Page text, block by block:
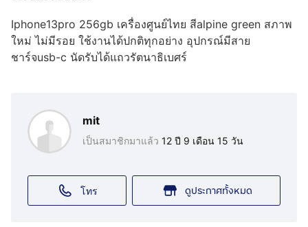
Iphone13pro 256gb เครื่องศูนย์ไทย สีalpine green สภาพ
ใหม่ ไม่มีรอย ใช้งานได้ปกติทุกอย่าง อุปกรณ์มีสาย
ชาร์จusb-c นัดรับได้แถวรัตนาธิเบศร์
mit
เป็นสมาชิกมาแล้ว 12 ปี 9 เดือน 15 วัน
โทร ดูประกาศทั้งหมด